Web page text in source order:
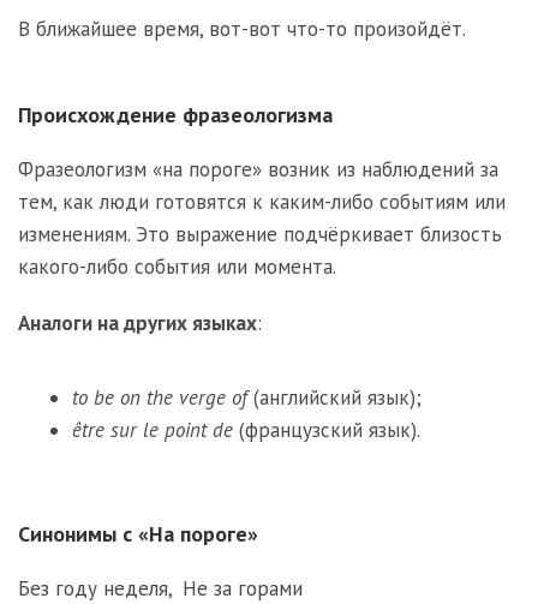
В ближайшее время, вот-вот что-то произойдёт.
Происхождение фразеологизма
Фразеологизм «на пороге» возник из наблюдений за
тем, как люди готовятся к каким-либо событиям или
изменениям. Это выражение подчёркивает близость
какого-либо события или момента.
Аналоги на других языках:
to be on the verge of(английский язык);
être sur le point de (французский язык).
Синонимы с «На пороге»
Без году неделя, Не за горами